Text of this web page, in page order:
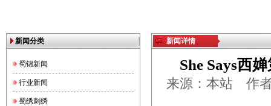
新闻分类
蜀锦新闻
行业新闻
蜀绣刺绣
新闻详情
She Says西
来源：本站 作